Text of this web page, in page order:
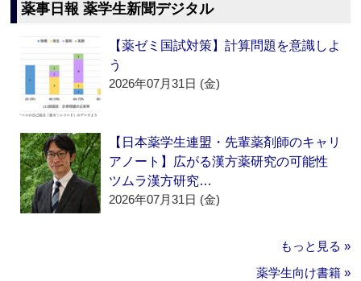
薬事日報 薬学生新聞デジタル
【薬ゼミ国試対策】計算問題を意識しよ
う
2026年07月31日 (金)
【日本薬学生連盟・先輩薬剤師のキャリ
アノート】広がる漢方薬研究の可能性
ツムラ漢方研究…
2026年07月31日 (金)
もっと見る »
薬学生向け書籍 »